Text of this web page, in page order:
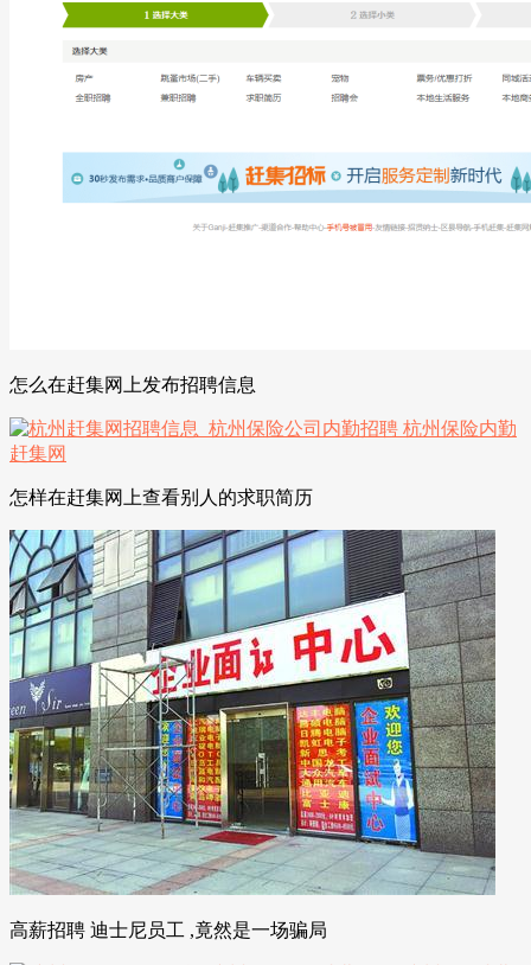
怎么在赶集网上发布招聘信息
怎样在赶集网上查看别人的求职简历
高薪招聘 迪士尼员工 ,竟然是一场骗局